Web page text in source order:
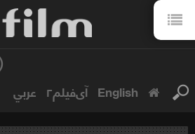
English آی‌فیلم۲ عربي